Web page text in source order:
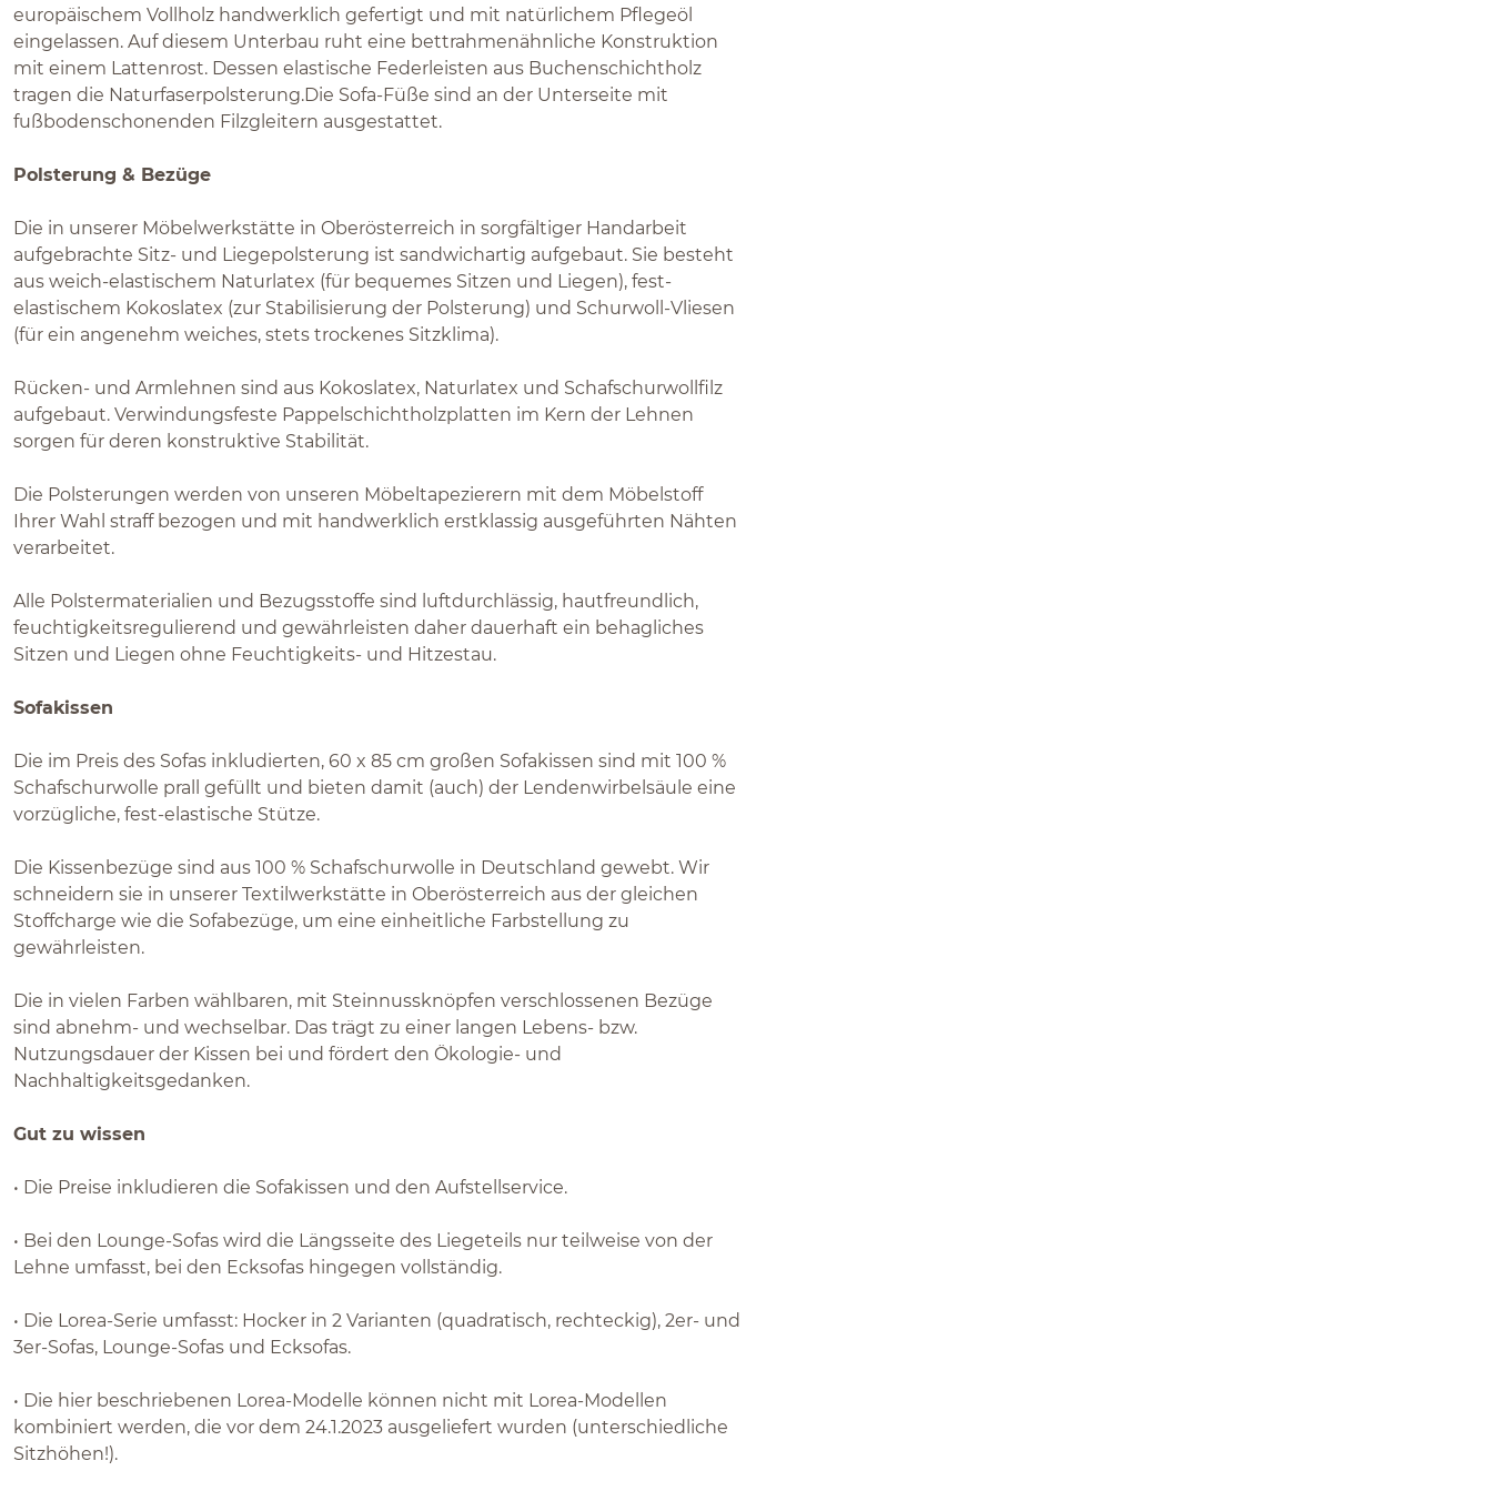
europäischem Vollholz handwerklich gefertigt und mit natürlichem Pflegeöl
eingelassen. Auf diesem Unterbau ruht eine bettrahmenähnliche Konstruktion
mit einem Lattenrost. Dessen elastische Federleisten aus Buchenschichtholz
tragen die Naturfaserpolsterung.Die Sofa-Füße sind an der Unterseite mit
fußbodenschonenden Filzgleitern ausgestattet.
Polsterung & Bezüge
Die in unserer Möbelwerkstätte in Oberösterreich in sorgfältiger Handarbeit
aufgebrachte Sitz- und Liegepolsterung ist sandwichartig aufgebaut. Sie besteht
aus weich-elastischem Naturlatex (für bequemes Sitzen und Liegen), fest-
elastischem Kokoslatex (zur Stabilisierung der Polsterung) und Schurwoll-Vliesen
(für ein angenehm weiches, stets trockenes Sitzklima).
Rücken- und Armlehnen sind aus Kokoslatex, Naturlatex und Schafschurwollfilz
aufgebaut. Verwindungsfeste Pappelschichtholzplatten im Kern der Lehnen
sorgen für deren konstruktive Stabilität.
Die Polsterungen werden von unseren Möbeltapezierern mit dem Möbelstoff
Ihrer Wahl straff bezogen und mit handwerklich erstklassig ausgeführten Nähten
verarbeitet.
Alle Polstermaterialien und Bezugsstoffe sind luftdurchlässig, hautfreundlich,
feuchtigkeitsregulierend und gewährleisten daher dauerhaft ein behagliches
Sitzen und Liegen ohne Feuchtigkeits- und Hitzestau.
Sofakissen
Die im Preis des Sofas inkludierten, 60 x 85 cm großen Sofakissen sind mit 100 %
Schafschurwolle prall gefüllt und bieten damit (auch) der Lendenwirbelsäule eine
vorzügliche, fest-elastische Stütze.
Die Kissenbezüge sind aus 100 % Schafschurwolle in Deutschland gewebt. Wir
schneidern sie in unserer Textilwerkstätte in Oberösterreich aus der gleichen
Stoffcharge wie die Sofabezüge, um eine einheitliche Farbstellung zu
gewährleisten.
Die in vielen Farben wählbaren, mit Steinnussknöpfen verschlossenen Bezüge
sind abnehm- und wechselbar. Das trägt zu einer langen Lebens- bzw.
Nutzungsdauer der Kissen bei und fördert den Ökologie- und
Nachhaltigkeitsgedanken.
Gut zu wissen
• Die Preise inkludieren die Sofakissen und den Aufstellservice.
• Bei den Lounge-Sofas wird die Längsseite des Liegeteils nur teilweise von der
Lehne umfasst, bei den Ecksofas hingegen vollständig.
• Die Lorea-Serie umfasst: Hocker in 2 Varianten (quadratisch, rechteckig), 2er- und
3er-Sofas, Lounge-Sofas und Ecksofas.
• Die hier beschriebenen Lorea-Modelle können nicht mit Lorea-Modellen
kombiniert werden, die vor dem 24.1.2023 ausgeliefert wurden (unterschiedliche
Sitzhöhen!).